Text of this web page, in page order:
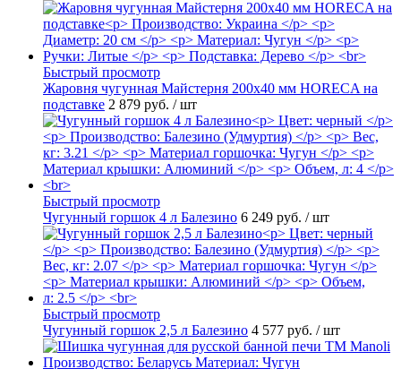
Быстрый просмотр
Жаровня чугунная Майстерня 200х40 мм HORECA на
подставке 2 879 руб. / шт
Быстрый просмотр
Чугунный горшок 4 л Балезино 6 249 руб. / шт
Быстрый просмотр
Чугунный горшок 2,5 л Балезино 4 577 руб. / шт